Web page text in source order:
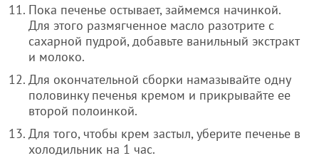
Пока печенье остывает, займемся начинкой.
Для этого размягченное масло разотрите с
сахарной пудрой, добавьте ванильный экстракт
и молоко.
Для окончательной сборки намазывайте одну
половинку печенья кремом и прикрывайте ее
второй полоинкой.
Для того, чтобы крем застыл, уберите печенье в
холодильник на 1 час.